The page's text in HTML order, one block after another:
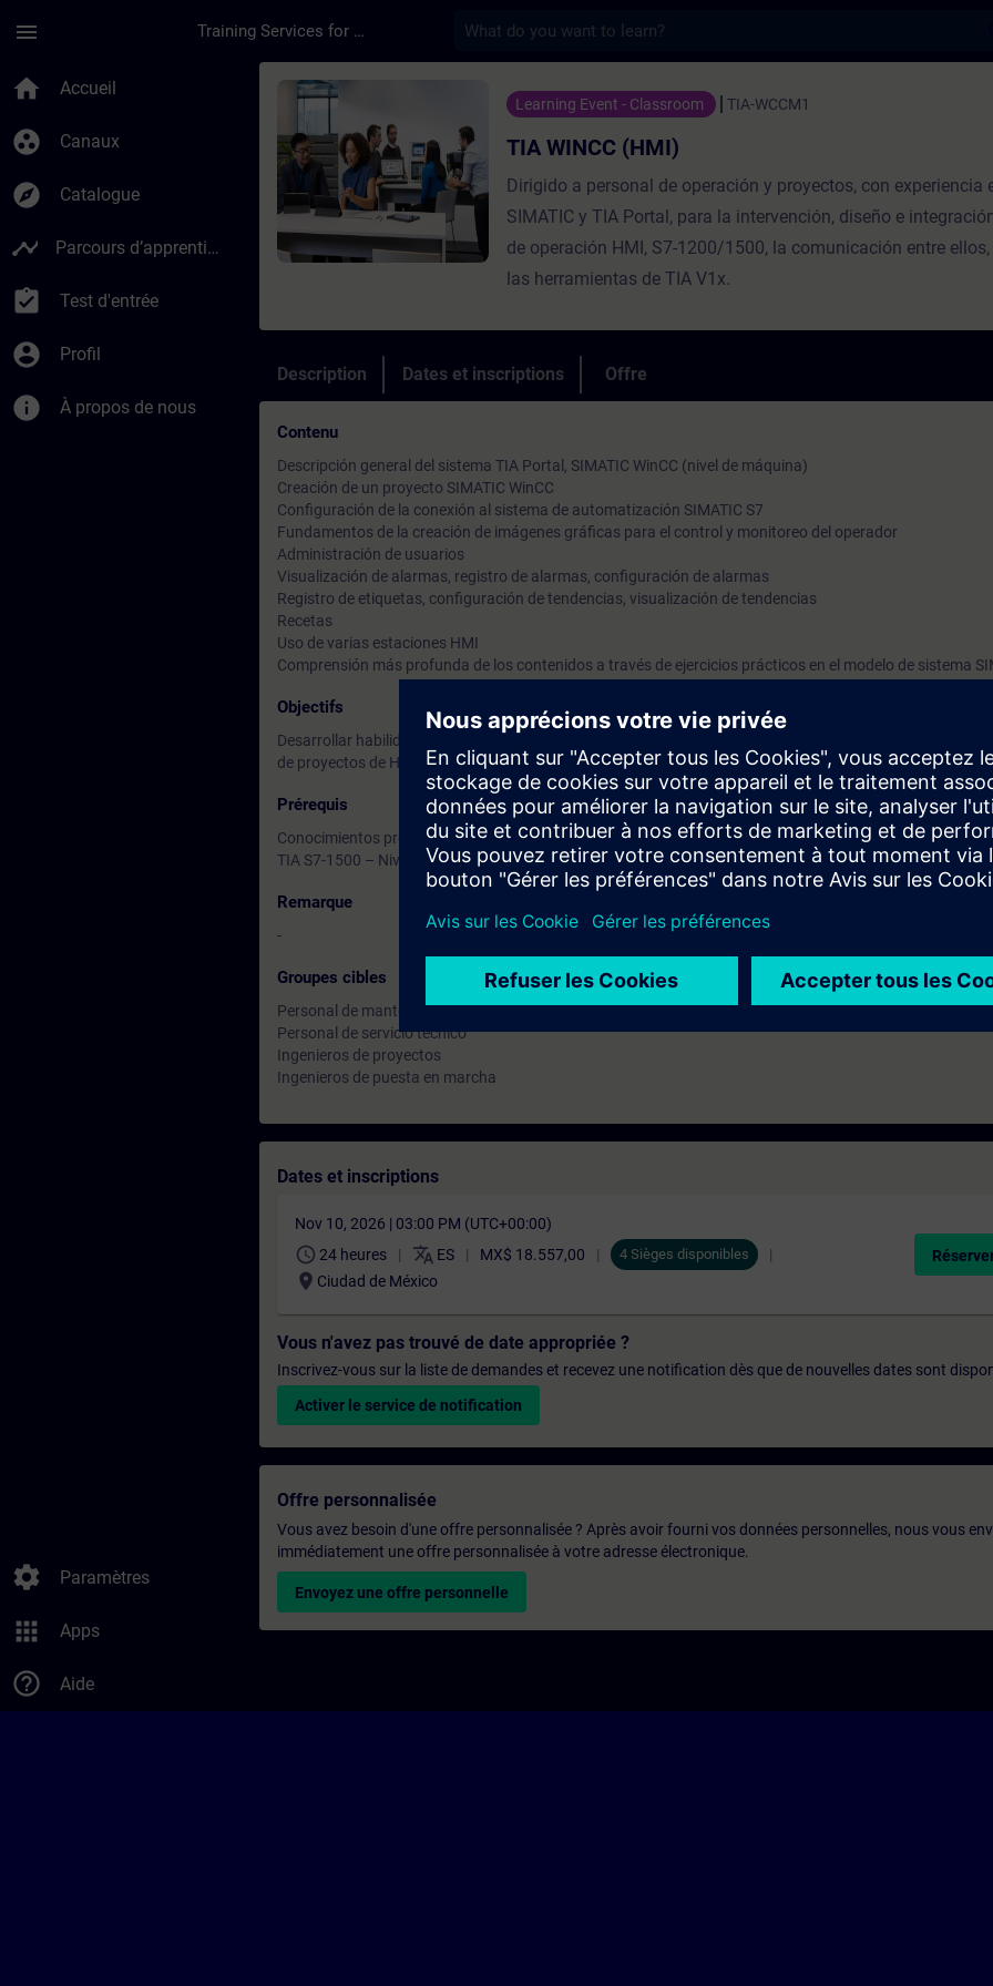
menu Training Services for Digital Industries
home Accueil
group_work Canaux
explore Catalogue
timeline Parcours d’apprentissage
assignment_turned_in Test d'entrée
account_circle Profil
info À propos de nous
settings Paramètres
apps Apps
help_outline Aide
Cours - TIA WINCC (HMI) - Entraînement - Formation -
Learning Event - Classroom TIA-WCCM1
TIA WINCC (HMI)
Dirigido a personal de operación y proyectos, con experiencia
SIMATIC y TIA Portal, para la intervención, diseño e
de operación HMI, S7-1200/1500, la comunicación entre
las herramientas de TIA V1x.
Description Dates et inscriptions Offre
Contenu
Descripción general del sistema TIA Portal, SIMATIC WinCC (nivel de máquina)
Creación de un proyecto SIMATIC WinCC
Configuración de la conexión al sistema de automatización SIMATIC S7
Fundamentos de la creación de imágenes gráficas para el control y monitoreo del operador
Administración de usuarios
Visualización de alarmas, registro de alarmas, configuración de alarmas
Registro de etiquetas, configuración de tendencias, visualización de tendencias
Recetas
Uso de varias estaciones HMI
Comprensión más profunda de los contenidos a través de ejercicios prácticos en el modelo de sistema
Objectifs
Desarrollar habilidades para la configuración, modificación e integración
de proyectos de HMI a nivel máquina y su relación con controladores.
Prérequis
Conocimientos previos en programación e intervención de equipos SIMATIC en TIA Portal, equivalentes a
TIA S7-1500 – Nivel 1 [TIA-PRO1].
Remarque
-
Groupes cibles
Personal de mantenimiento
Personal de servicio técnico
Ingenieros de proyectos
Ingenieros de puesta en marcha
Dates et inscriptions
Nov 10, 2026 | 03:00 PM (UTC+00:00)
schedule 24 heures translate ES MX$ 18.557,00 4 Sièges disponibles
location_on Ciudad de México
Vous n'avez pas trouvé de date appropriée ?
Inscrivez-vous sur la liste de demandes et recevez une notification dès que de nouvelles dates sont
Activer le service de notification
Offre personnalisée
Vous avez besoin d'une offre personnalisée ? Après avoir fourni vos données personnelles, nous vous
immédiatement une offre personnalisée à votre adresse électronique.
Envoyez une offre personnelle